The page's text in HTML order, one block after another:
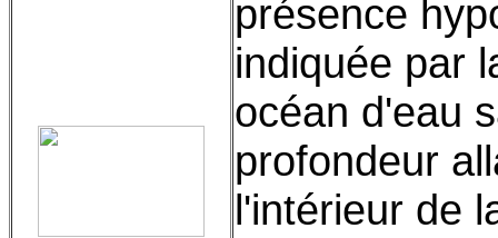
présence
indiquée par
océan d'eau
profondeur
l'intérieur de